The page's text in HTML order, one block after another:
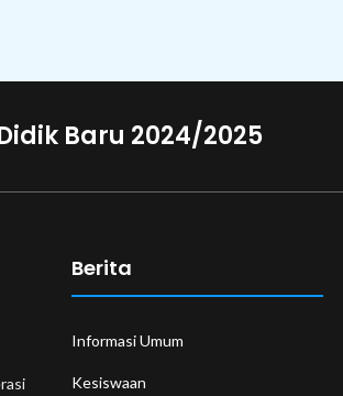
Baru 2024/2025
Berita
Informasi Umum
Kesiswaan